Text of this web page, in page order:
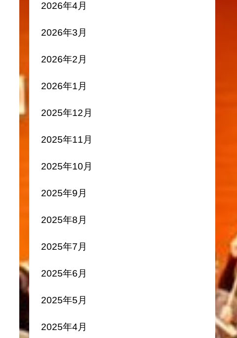
2026年4月
2026年3月
2026年2月
2026年1月
2025年12月
2025年11月
2025年10月
2025年9月
2025年8月
2025年7月
2025年6月
2025年5月
2025年4月